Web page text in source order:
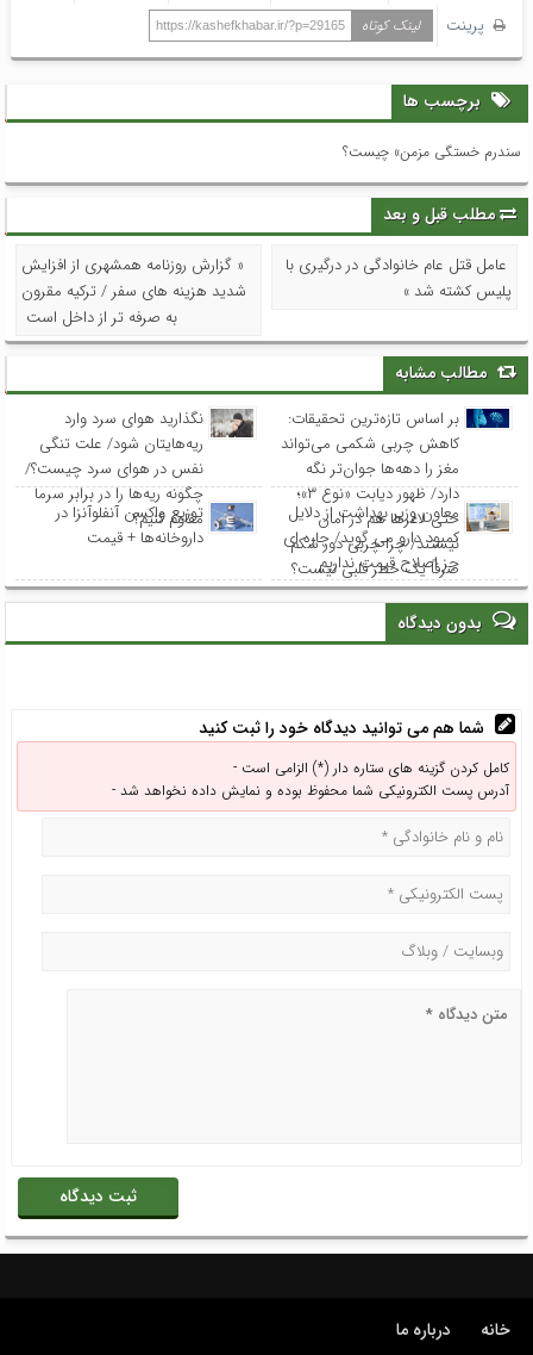
پرینت
لینک کوتاه https://kashefkhabar.ir/?p=29165
برچسب ها
سندرم خستگی مزمن» چیست؟
مطلب قبل و بعد
عامل قتل عام خانوادگی در درگیری با
پلیس کشته شد »
« گزارش روزنامه همشهری از افزایش
شدید هزینه های سفر / ترکیه مقرون
به صرفه تر از داخل است
مطالب مشابه
بر اساس تازه‌ترین تحقیقات:
کاهش چربی شکمی می‌تواند
مغز را دهه‌ها جوان‌تر نگه
دارد/ ظهور دیابت «نوع ۳»؛
حتی لاغرها هم در امان
نیستند/ چرا چربی دور شکم
صرفاً یک خطر قلبی نیست؟
نگذارید هوای سرد وارد
ریه‌هایتان شود/ علت تنگی
نفس در هوای سرد چیست؟/
چگونه ریه‌ها را در برابر سرما
مقاوم کنیم؟
معاون وزیر بهداشت از دلایل
کمبود دارو می گوید/ چاره ای
جز اصلاح قیمت نداریم
توزیع واکسن‌ آنفلوآنزا در
داروخانه‌ها + قیمت
بدون دیدگاه
شما هم می توانید دیدگاه خود را ثبت کنید
کامل کردن گزینه های ستاره دار (*) الزامی است -
آدرس پست الکترونیکی شما محفوظ بوده و نمایش داده نخواهد شد -
خانه درباره ما